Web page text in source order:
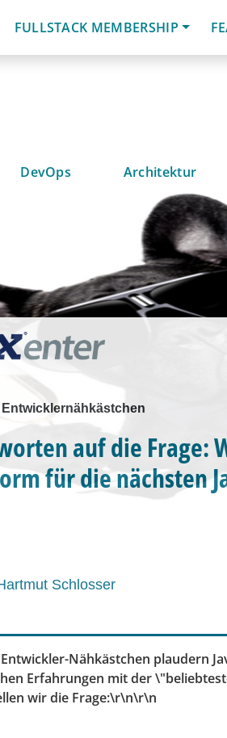
FULLSTACK MEMBERSHIP
DevOps Architektur
auf die Frage:
für die nächsten
Schlosser
Nähkästchen plaudern
Erfahrungen mit der
wir die Frage:\r\n\r\n